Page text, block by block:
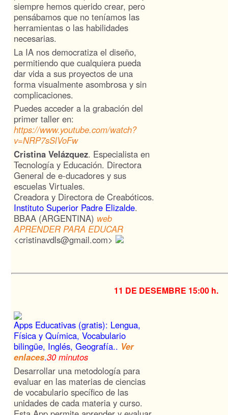
siempre hemos querido crear, pero
pensábamos que no teníamos las
herramientas o las habilidades
necesarias.
La IA nos democratiza el diseño,
permitiendo que cualquiera pueda
dar vida a sus proyectos de una
forma visualmente asombrosa y sin
complicaciones.
Puedes acceder a la grabación del
primer taller en:
https://www.youtube.com/watch?
v=NRP7sSlVoFw
Cristina Velázquez. Especialista en
Tecnología y Educación. Directora
General de e-ducadores y sus
escuelas Virtuales.
Creadora y Directora de Creabóticos.
Instituto Superior Padre Elizalde.
BBAA (ARGENTINA) web
APRENDER PARA EDUCAR
<cristinavdls@gmail.com>
11 DE DESEMBRE 15:00 h.
Apps Educativas (gratis): Lengua,
Física y Química, Vocabulario
bilingüe, Inglés, Geografía.. Ver
enlaces.30 minutos
Desarrollar una metodología para
evaluar en las materias de ciencias
de vocabulario specífico de las
unidades de cada materia y curso.